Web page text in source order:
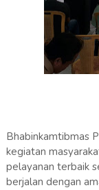
Bhabinkamtibmas
kegiatan
pelayanan terbaik
berjalan dengan